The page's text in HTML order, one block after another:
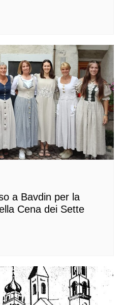
a Bavdin per la
Cena dei Sette